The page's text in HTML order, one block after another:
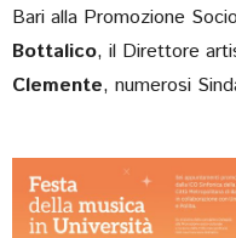
Bari alla Promozione
Bottalico, il Direttore
Clemente, numerosi